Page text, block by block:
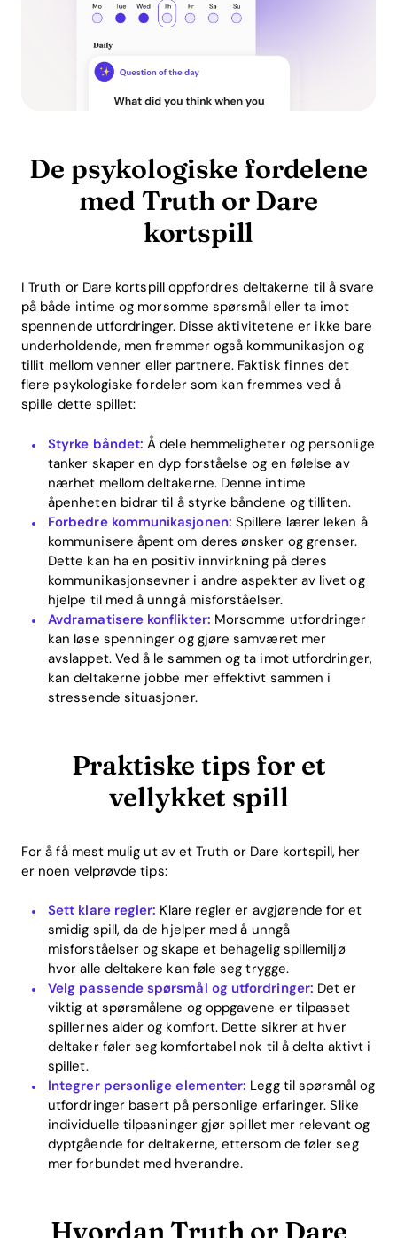
De psykologiske fordelene
med Truth or Dare
kortspill
I Truth or Dare kortspill oppfordres deltakerne til å svare
på både intime og morsomme spørsmål eller ta imot
spennende utfordringer. Disse aktivitetene er ikke bare
underholdende, men fremmer også kommunikasjon og
tillit mellom venner eller partnere. Faktisk finnes det
flere psykologiske fordeler som kan fremmes ved å
spille dette spillet:
Styrke båndet: Å dele hemmeligheter og personlige
tanker skaper en dyp forståelse og en følelse av
nærhet mellom deltakerne. Denne intime
åpenheten bidrar til å styrke båndene og tilliten.
Forbedre kommunikasjonen: Spillere lærer leken å
kommunisere åpent om deres ønsker og grenser.
Dette kan ha en positiv innvirkning på deres
kommunikasjonsevner i andre aspekter av livet og
hjelpe til med å unngå misforståelser.
Avdramatisere konflikter: Morsomme utfordringer
kan løse spenninger og gjøre samværet mer
avslappet. Ved å le sammen og ta imot utfordringer,
kan deltakerne jobbe mer effektivt sammen i
stressende situasjoner.
Praktiske tips for et
vellykket spill
For å få mest mulig ut av et Truth or Dare kortspill, her
er noen velprøvde tips:
Sett klare regler: Klare regler er avgjørende for et
smidig spill, da de hjelper med å unngå
misforståelser og skape et behagelig spillemiljø
hvor alle deltakere kan føle seg trygge.
Velg passende spørsmål og utfordringer: Det er
viktig at spørsmålene og oppgavene er tilpasset
spillernes alder og komfort. Dette sikrer at hver
deltaker føler seg komfortabel nok til å delta aktivt i
spillet.
Integrer personlige elementer: Legg til spørsmål og
utfordringer basert på personlige erfaringer. Slike
individuelle tilpasninger gjør spillet mer relevant og
dyptgående for deltakerne, ettersom de føler seg
mer forbundet med hverandre.
Hvordan Truth or Dare